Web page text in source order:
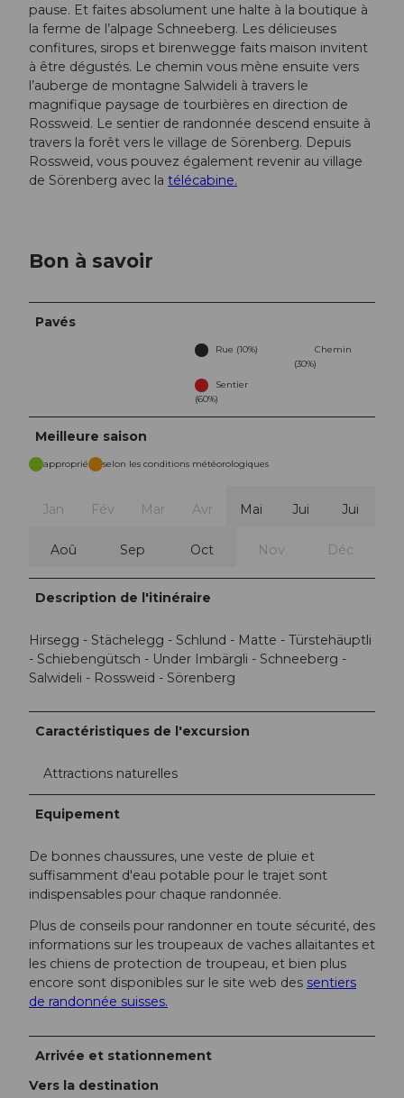
pause. Et faites absolument une halte à la boutique à
la ferme de l’alpage Schneeberg. Les délicieuses
confitures, sirops et birenwegge faits maison invitent
à être dégustés. Le chemin vous mène ensuite vers
l’auberge de montagne Salwideli à travers le
magnifique paysage de tourbières en direction de
Rossweid. Le sentier de randonnée descend ensuite à
travers la forêt vers le village de Sörenberg. Depuis
Rossweid, vous pouvez également revenir au village
de Sörenberg avec la télécabine.
Bon à savoir
Pavés
Rue (10%)
Chemin
(30%)
Sentier
(60%)
Meilleure saison
approprié selon les conditions météorologiques
Jan Fév Mar Avr Mai Jui Jui
Aoû Sep Oct Nov Déc
Description de l'itinéraire
Hirsegg - Stächelegg - Schlund - Matte - Türstehäuptli
- Schiebengütsch - Under Imbärgli - Schneeberg -
Salwideli - Rossweid - Sörenberg
Caractéristiques de l'excursion
Attractions naturelles
Equipement
De bonnes chaussures, une veste de pluie et
suffisamment d'eau potable pour le trajet sont
indispensables pour chaque randonnée.
Plus de conseils pour randonner en toute sécurité, des
informations sur les troupeaux de vaches allaitantes et
les chiens de protection de troupeau, et bien plus
encore sont disponibles sur le site web des sentiers
de randonnée suisses.
Arrivée et stationnement
Vers la destination